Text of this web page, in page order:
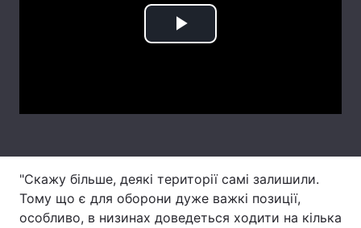
Play
"Скажу більше, деякі території самі залишили.
Тому що є для оборони дуже важкі позиції,
особливо, в низинах доведеться ходити на кілька